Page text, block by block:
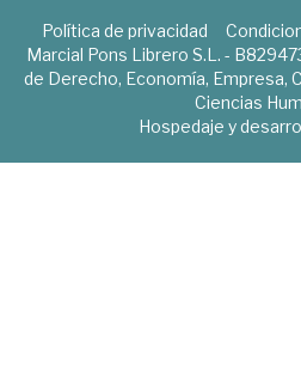
Política de privacidad
Marcial Pons Librero S.L. -
de Derecho, Economía, Empresa,
Ciencias
Hospedaje y